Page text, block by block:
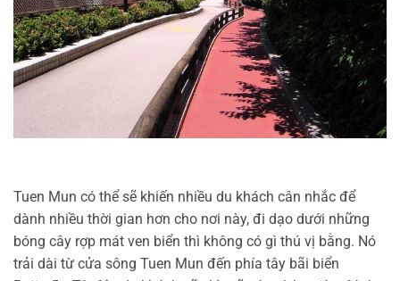
Tuen Mun có thể sẽ khiến nhiều du khách cân nhắc để
dành nhiều thời gian hơn cho nơi này, đi dạo dưới những
bóng cây rợp mát ven biển thì không có gì thú vị bằng. Nó
trải dài từ cửa sông Tuen Mun đến phía tây bãi biển